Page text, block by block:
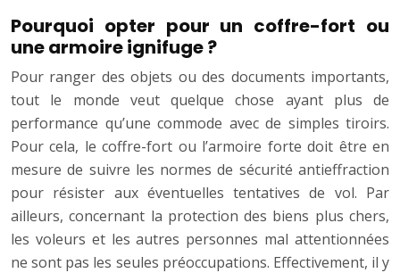
Pourquoi opter pour un coffre-fort ou
une armoire ignifuge ?
Pour ranger des objets ou des documents importants,
tout le monde veut quelque chose ayant plus de
performance qu’une commode avec de simples tiroirs.
Pour cela, le coffre-fort ou l’armoire forte doit être en
mesure de suivre les normes de sécurité antieffraction
pour résister aux éventuelles tentatives de vol. Par
ailleurs, concernant la protection des biens plus chers,
les voleurs et les autres personnes mal attentionnées
ne sont pas les seules préoccupations. Effectivement, il y